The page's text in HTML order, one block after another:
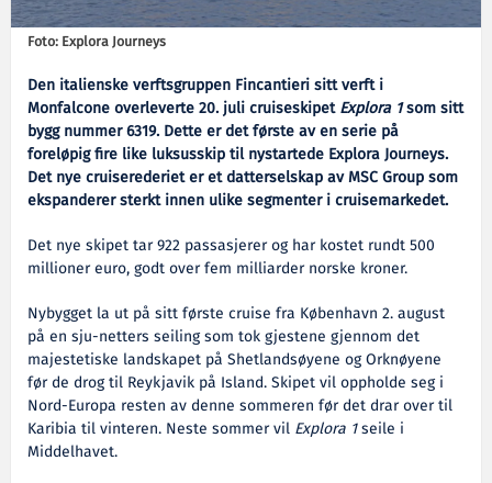
Foto: Explora Journeys
Den italienske verftsgruppen Fincantieri sitt verft i
Monfalcone overleverte 20. juli cruiseskipetExplora 1som sitt
bygg nummer 6319. Dette er det første av en serie på
foreløpig fire like luksusskip til nystartede Explora Journeys.
Det nye cruiserederiet er et datterselskap av MSC Group som
ekspanderer sterkt innen ulike segmenter i cruisemarkedet.
Det nye skipet tar 922 passasjerer og har kostet rundt 500
millioner euro, godt over fem milliarder norske kroner.
Nybygget la ut på sitt første cruise fra København 2. august
på en sju-netters seiling som tok gjestene gjennom det
majestetiske landskapet på Shetlandsøyene og Orknøyene
før de drog til Reykjavik på Island. Skipet vil oppholde seg i
Nord-Europa resten av denne sommeren før det drar over til
Karibia til vinteren. Neste sommer vil Explora 1seile i
Middelhavet.